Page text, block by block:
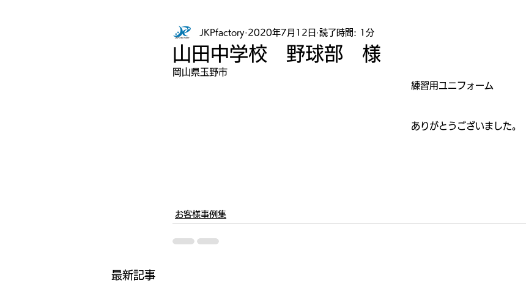
山田中学校 野球部 様
JKPfactory 2020年7月12日 読了時間: 1分
岡山県玉野市
練習用ユニフォーム
ありがとうございました。
お客様事例集
最新記事